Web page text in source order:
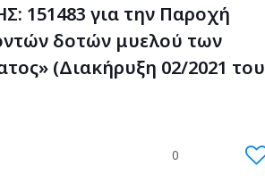
151483 για την Παροχή
δοτών μυελού των
(Διακήρυξη 02/2021 του
0